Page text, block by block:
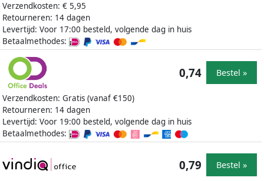
Verzendkosten: € 5,95
Retourneren: 14 dagen
Levertijd: Voor 17:00 besteld, volgende dag in huis
Betaalmethodes:
Verzendkosten: Gratis (vanaf €150)
Retourneren: 14 dagen
Levertijd: Voor 19:00 besteld, volgende dag in huis
Betaalmethodes:
0,74 Bestel »
0,79 Bestel »